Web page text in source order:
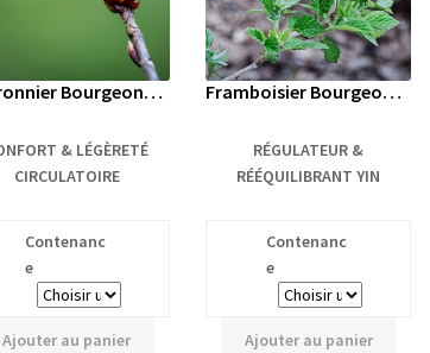
Marronnier Bourgeons Bio
& LÉGÈRETÉ
CIRCULATOIRE
Contenanc
e
Ajouter au panier
Framboisier Bourgeons Bio
RÉGULATEUR &
RÉÉQUILIBRANT YIN
Contenanc
e
Ajouter au panier